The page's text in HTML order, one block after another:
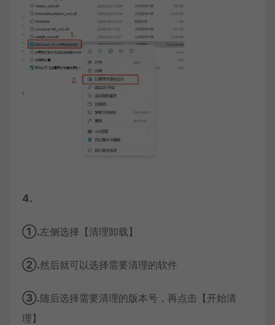
4.
①.左侧选择【清理卸载】
②.然后就可以选择需要清理的软件
③.随后选择需要清理的版本号，再点击【开始清
理】